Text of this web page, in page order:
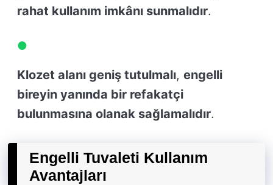
rahat kullanım imkânı sunmalıdır.
Klozet alanı geniş tutulmalı, engelli
bireyin yanında bir refakatçi
bulunmasına olanak sağlamalıdır.
Engelli Tuvaleti Kullanım
Avantajları